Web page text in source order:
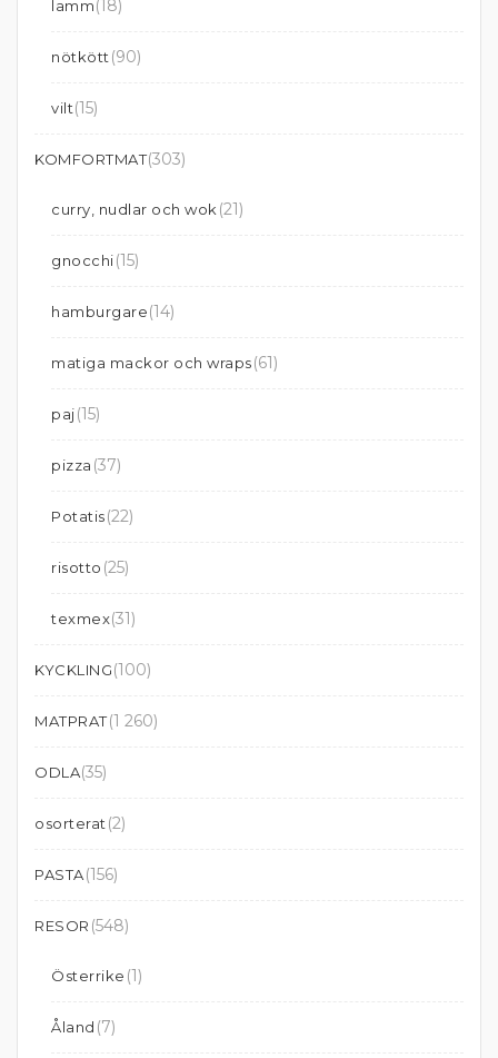
lamm(18)
nötkött (90)
vilt(15)
KOMFORTMAT(303)
curry, nudlar och wok (21)
gnocchi(15)
hamburgare(14)
matiga mackor och wraps(61)
paj(15)
pizza (37)
Potatis(22)
risotto (25)
texmex(31)
KYCKLING(100)
MATPRAT(1 260)
ODLA(35)
osorterat (2)
PASTA(156)
RESOR (548)
Österrike (1)
Åland (7)